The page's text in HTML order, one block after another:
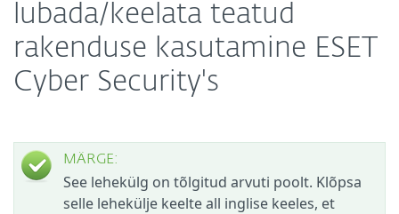
lubada/keelata teatud
rakenduse kasutamine ESET
Cyber Security's
MÄRGE:
See lehekülg on tõlgitud arvuti poolt. Klõpsa
selle lehekülje keelte all inglise keeles, et